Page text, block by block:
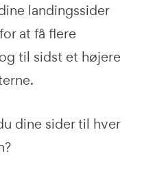
landingssider
at få flere
til sidst et højere
dine sider til hver